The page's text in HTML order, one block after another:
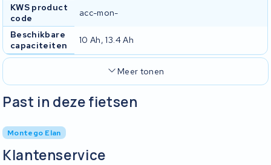
KWS product
code
acc-mon-
Beschikbare
capaciteiten
10 Ah, 13.4 Ah
Meer tonen
Past in deze fietsen
Montego Elan
Klantenservice